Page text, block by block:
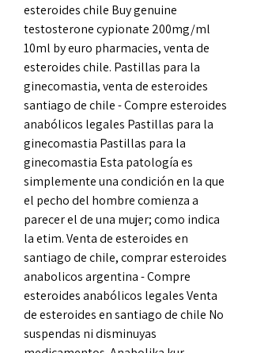
esteroides chile Buy genuine
testosterone cypionate 200mg/ml
10ml by euro pharmacies, venta de
esteroides chile. Pastillas para la
ginecomastia, venta de esteroides
santiago de chile - Compre esteroides
anabólicos legales Pastillas para la
ginecomastia Pastillas para la
ginecomastia Esta patología es
simplemente una condición en la que
el pecho del hombre comienza a
parecer el de una mujer; como indica
la etim. Venta de esteroides en
santiago de chile, comprar esteroides
anabolicos argentina - Compre
esteroides anabólicos legales Venta
de esteroides en santiago de chile No
suspendas ni disminuyas